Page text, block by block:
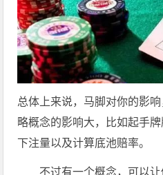
总体上来说，马脚对你的影
略概念的影响大，比如起手
下注量以及计算底池赔率。
不过有一个概念，可以